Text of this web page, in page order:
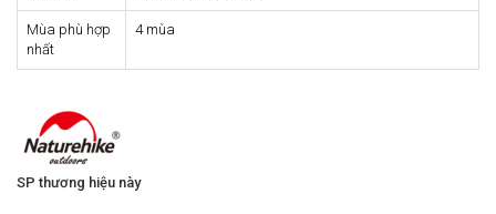
Mùa phù hợp
nhất
4 mùa
SP thương hiệu này